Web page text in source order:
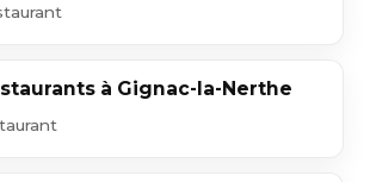
à Gignac-la-Nerthe